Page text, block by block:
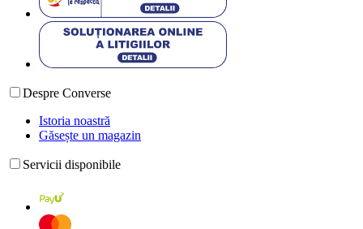
Despre Converse
Istoria noastră
Găsește un magazin
Servicii disponibile